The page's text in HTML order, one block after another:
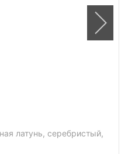
латунь, серебристый,